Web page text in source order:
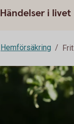
Händelser i livet
Hemförsäkring